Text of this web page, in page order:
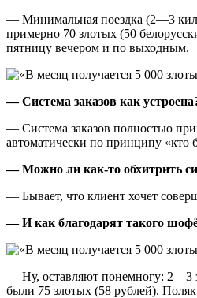
— Минимальная поездка (2—3
примерно 70 злотых (50
пятницу вечером и по выходным.
— Система заказов как
— Система заказов полностью
автоматически по принципу «кто
— Можно ли как-то обхитрить
— Бывает, что клиент хочет
— И как благодарят такого
— Ну, оставляют понемногу: 2—3
были 75 злотых (58 рублей).